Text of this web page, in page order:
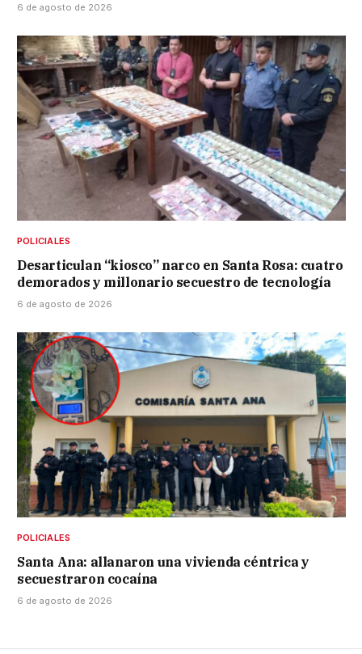
6 de agosto de 2026
POLICIALES
Desarticulan “kiosco” narco en Santa Rosa: cuatro
demorados y millonario secuestro de tecnología
6 de agosto de 2026
POLICIALES
Santa Ana: allanaron una vivienda céntrica y
secuestraron cocaína
6 de agosto de 2026